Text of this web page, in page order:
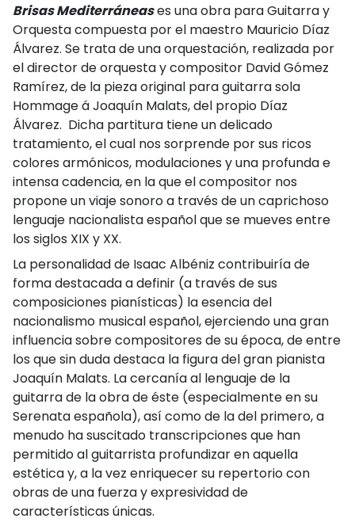
Brisas Mediterráneases una obra para Guitarra y
Orquesta compuesta por el maestro Mauricio Díaz
Álvarez. Se trata de una orquestación, realizada por
el director de orquesta y compositor David Gómez
Ramírez, de la pieza original para guitarra sola
Hommage á Joaquín Malats, del propio Díaz
Álvarez. Dicha partitura tiene un delicado
tratamiento, el cual nos sorprende por sus ricos
colores armónicos, modulaciones y una profunda e
intensa cadencia, en la que el compositor nos
propone un viaje sonoro a través de un caprichoso
lenguaje nacionalista español que se mueves entre
los siglos XIX y XX.
La personalidad de Isaac Albéniz contribuiría de
forma destacada a definir (a través de sus
composiciones pianísticas) la esencia del
nacionalismo musical español, ejerciendo una gran
influencia sobre compositores de su época, de entre
los que sin duda destaca la figura del gran pianista
Joaquín Malats. La cercanía al lenguaje de la
guitarra de la obra de éste (especialmente en su
Serenata española), así como de la del primero, a
menudo ha suscitado transcripciones que han
permitido al guitarrista profundizar en aquella
estética y, a la vez enriquecer su repertorio con
obras de una fuerza y expresividad de
características únicas.